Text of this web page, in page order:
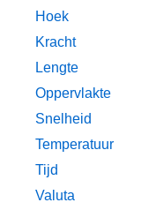
Hoek
Kracht
Lengte
Oppervlakte
Snelheid
Temperatuur
Tijd
Valuta